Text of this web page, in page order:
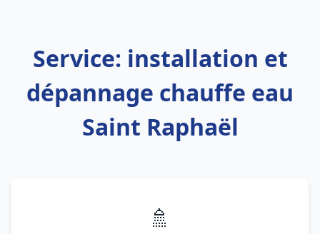
Service: installation et
dépannage chauffe eau
Saint Raphaël
🚿